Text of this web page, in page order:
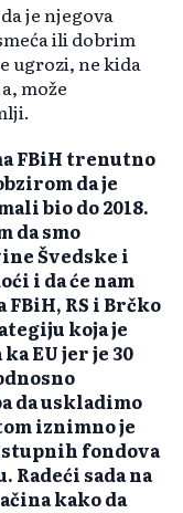
je njegova
ili dobrim
ugrozi, ne kida
može
FBiH trenutno
da je
bio do 2018.
da smo
Švedske i
i da će nam
RS i Brčko
koja je
EU jer je 30
da uskladimo
iznimno je
fondova
Radeći sada na
kako da